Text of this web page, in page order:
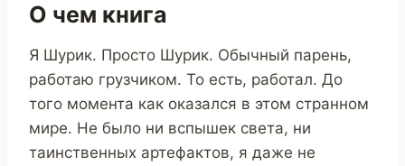
О чем книга
Я Шурик. Просто Шурик. Обычный парень,
работаю грузчиком. То есть, работал. До
того момента как оказался в этом странном
мире. Не было ни вспышек света, ни
таинственных артефактов, я даже не